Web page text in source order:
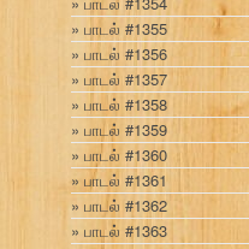
பாடல் #1355
பாடல் #1356
பாடல் #1357
பாடல் #1358
பாடல் #1359
பாடல் #1360
பாடல் #1361
பாடல் #1362
பாடல் #1363